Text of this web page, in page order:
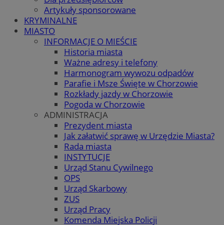
Artykuły sponsorowane
KRYMINALNE
MIASTO
INFORMACJE O MIEŚCIE
Historia miasta
Ważne adresy i telefony
Harmonogram wywozu odpadów
Parafie i Msze Święte w Chorzowie
Rozkłady jazdy w Chorzowie
Pogoda w Chorzowie
ADMINISTRACJA
Prezydent miasta
Jak załatwić sprawę w Urzędzie Miasta?
Rada miasta
INSTYTUCJE
Urząd Stanu Cywilnego
OPS
Urząd Skarbowy
ZUS
Urząd Pracy
Komenda Miejska Policji